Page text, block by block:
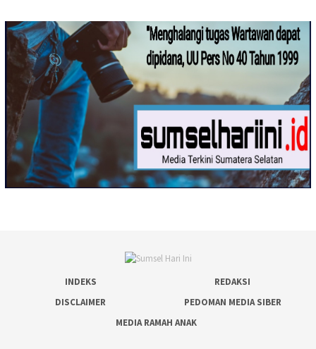
INDEKS
REDAKSI
DISCLAIMER
PEDOMAN MEDIA SIBER
MEDIA RAMAH ANAK